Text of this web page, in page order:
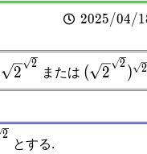
2025/04/
2025/04/1
\sqrt
2^{\sqrt
2 2
または (\sqrt
2^{\sqrt
2}.
( 2 2) 2
2
とする.